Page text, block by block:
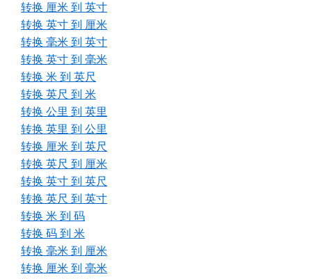
转换 厘米 到 英寸
转换 英寸 到 厘米
转换 毫米 到 英寸
转换 英寸 到 毫米
转换 米 到 英尺
转换 英尺 到 米
转换 公里 到 英里
转换 英里 到 公里
转换 厘米 到 英尺
转换 英尺 到 厘米
转换 英寸 到 英尺
转换 英尺 到 英寸
转换 米 到 码
转换 码 到 米
转换 毫米 到 厘米
转换 厘米 到 毫米